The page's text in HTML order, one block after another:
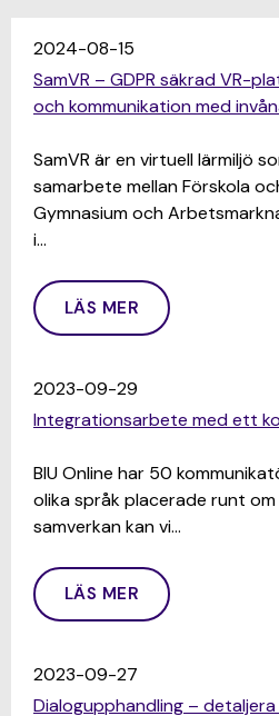
2024-08-15
SamVR – GDPR säkrad VR-
och kommunikation med
SamVR är en virtuell lärmiljö
samarbete mellan Förskola
Gymnasium och
i…
LÄS MER
2023-09-29
Integrationsarbete med ett
BIU Online har 50
olika språk placerade runt
samverkan kan vi…
LÄS MER
2023-09-27
Dialogupphandling –